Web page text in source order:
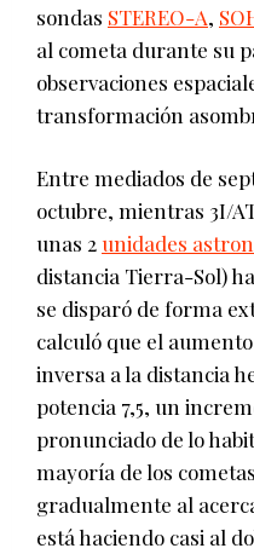
sondas STEREO-A,
al cometa durante su
observaciones
transformación
Entre mediados de
octubre, mientras 3I/
unas 2unidades
distancia Tierra-Sol)
se disparó de forma
calculó que el
inversa a la distancia
potencia 7,5, un
pronunciado de lo
mayoría de los
gradualmente al
está haciendo casi al